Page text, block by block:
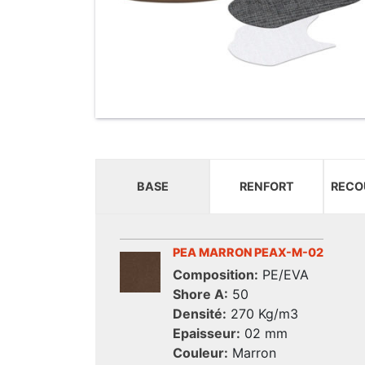
BASE RENFORT
PEA MARRON PEAX-M-02
Composition: PE/EVA
Shore A: 50
Densité: 270 Kg/m3
Epaisseur: 02 mm
Couleur: Marron